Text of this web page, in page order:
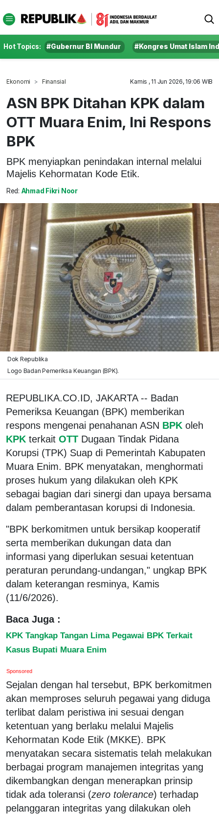
Hot Topics: #Gubernur BI Mundur #Kongres Umat Islam
Ekonomi Finansial Kamis , 11 Jun 2026, 19:06 WIB
ASN BPK Ditahan KPK dalam
OTT Muara Enim, Ini Respons
BPK
BPK menyiapkan penindakan internal melalui
Majelis Kehormatan Kode Etik.
Red: Ahmad Fikri Noor
Dok Republika
Logo Badan Pemeriksa Keuangan (BPK).
REPUBLIKA.CO.ID, JAKARTA -- Badan
Pemeriksa Keuangan (BPK) memberikan
respons mengenai penahanan ASN BPK oleh
KPK terkait OTT Dugaan Tindak Pidana
Korupsi (TPK) Suap di Pemerintah Kabupaten
Muara Enim. BPK menyatakan, menghormati
proses hukum yang dilakukan oleh KPK
sebagai bagian dari sinergi dan upaya bersama
dalam pemberantasan korupsi di Indonesia.
"BPK berkomitmen untuk bersikap kooperatif
serta memberikan dukungan data dan
informasi yang diperlukan sesuai ketentuan
peraturan perundang-undangan," ungkap BPK
dalam keterangan resminya, Kamis
(11/6/2026).
Baca Juga :
KPK Tangkap Tangan Lima Pegawai BPK Terkait
Kasus Bupati Muara Enim
Sponsored
Sejalan dengan hal tersebut, BPK berkomitmen
akan memproses seluruh pegawai yang diduga
terlibat dalam peristiwa ini sesuai dengan
ketentuan yang berlaku melalui Majelis
Kehormatan Kode Etik (MKKE). BPK
menyatakan secara sistematis telah melakukan
berbagai program manajemen integritas yang
dikembangkan dengan menerapkan prinsip
tidak ada toleransi (zero tolerance) terhadap
pelanggaran integritas yang dilakukan oleh